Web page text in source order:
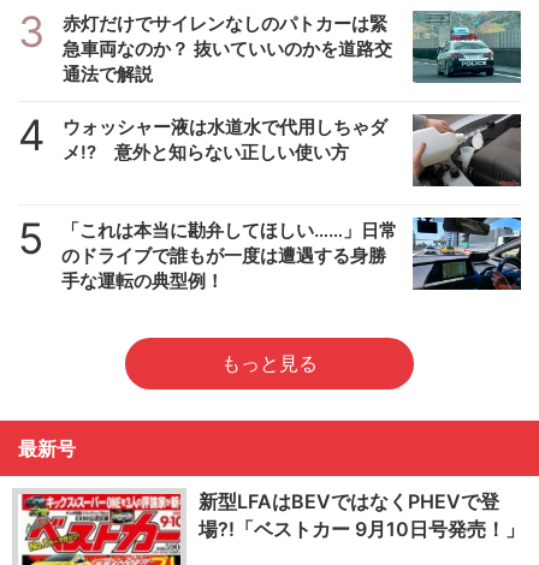
3
赤灯だけでサイレンなしのパトカーは緊
急車両なのか？ 抜いていいのかを道路交
通法で解説
4
ウォッシャー液は水道水で代用しちゃダ
メ!? 意外と知らない正しい使い方
5
「これは本当に勘弁してほしい……」日常
のドライブで誰もが一度は遭遇する身勝
手な運転の典型例！
もっと見る
最新号
新型LFAはBEVではなくPHEVで登
場?!「ベストカー 9月10日号発売！」